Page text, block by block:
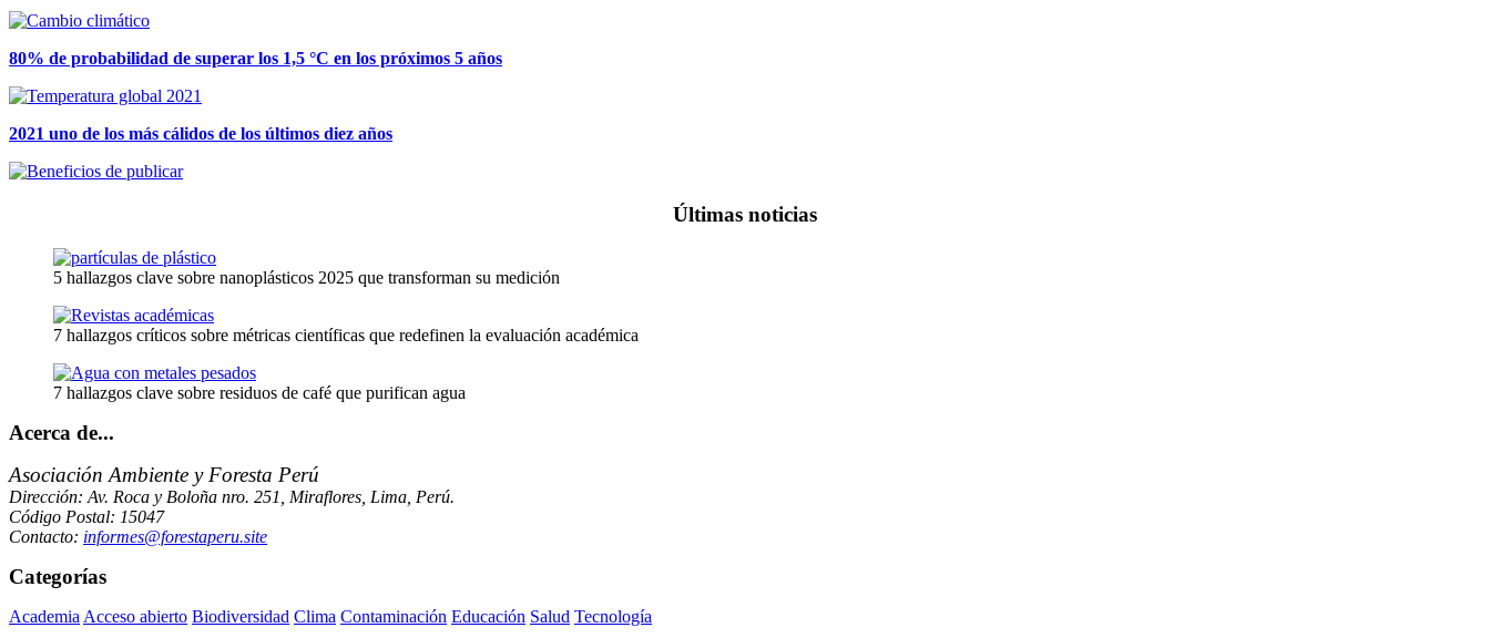
80% de probabilidad de superar los 1,5 °C en los próximos 5 años
2021 uno de los más cálidos de los últimos diez años
Últimas noticias
5 hallazgos clave sobre nanoplásticos 2025 que transforman su medición
7 hallazgos críticos sobre métricas científicas que redefinen la evaluación académica
7 hallazgos clave sobre residuos de café que purifican agua
Acerca de...
Asociación Ambiente y Foresta Perú
Dirección: Av. Roca y Boloña nro. 251, Miraflores, Lima, Perú.
Código Postal: 15047
Contacto: informes@forestaperu.site
Categorías
Academia Acceso abierto Biodiversidad Clima Contaminación Educación Salud Tecnología